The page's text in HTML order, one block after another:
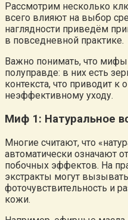
Рассмотрим несколько
всего влияют на выбор
наглядности приведём
в повседневной практике.
Важно понимать, что мифы
полуправде: в них есть
контекста, что приводит
неэффективному уходу.
Миф 1: Натуральное
Многие считают, что
автоматически означают
побочных эффектов. На
экстракты могут
фоточувствительность и
кожи.